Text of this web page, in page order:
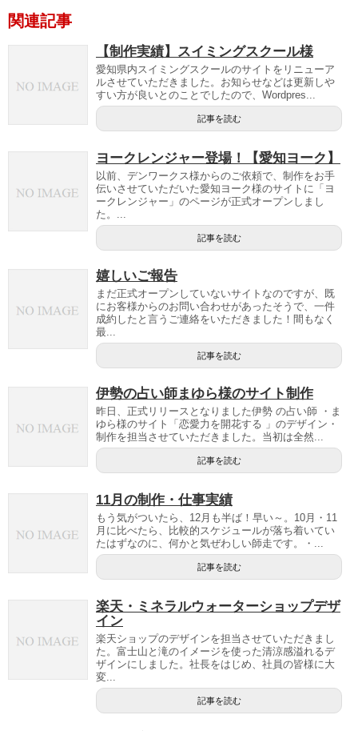
関連記事
【制作実績】スイミングスクール様
愛知県内スイミングスクールのサイトをリニューア
ルさせていただきました。お知らせなどは更新しや
すい方が良いとのことでしたので、Wordpres...
記事を読む
ヨークレンジャー登場！【愛知ヨーク】
以前、デンワークス様からのご依頼で、制作をお手
伝いさせていただいた愛知ヨーク様のサイトに「ヨ
ークレンジャー」のページが正式オープンしまし
た。...
記事を読む
嬉しいご報告
まだ正式オープンしていないサイトなのですが、既
にお客様からのお問い合わせがあったそうで、一件
成約したと言うご連絡をいただきました！間もなく
最...
記事を読む
伊勢の占い師まゆら様のサイト制作
昨日、正式リリースとなりました伊勢 の占い師 ・ま
ゆら様のサイト「恋愛力を開花する 」のデザイン・
制作を担当させていただきました。当初は全然...
記事を読む
11月の制作・仕事実績
もう気がついたら、12月も半ば！早い～。10月・11
月に比べたら、比較的スケジュールが落ち着いてい
たはずなのに、何かと気ぜわしい師走です。・...
記事を読む
楽天・ミネラルウォーターショップデザ
イン
楽天ショップのデザインを担当させていただきまし
た。富士山と滝のイメージを使った清涼感溢れるデ
ザインにしました。社長をはじめ、社員の皆様に大
変...
記事を読む